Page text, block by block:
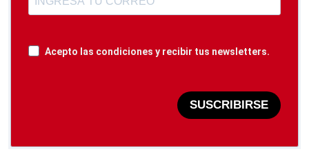
Acepto las condiciones y recibir tus newsletters.
SUSCRIBIRSE